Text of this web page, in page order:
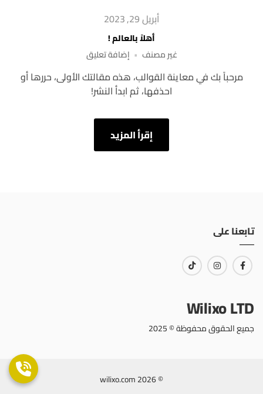
أبريل 29, 2023
أهلاً بالعالم !
غير مصنف
إضافة تعليق
مرحباً بك في معاينة القوالب، هذه مقالتك الأولى، حررها أو
احذفها، ثم ابدأ النشر!
إقرأ المزيد
تابعنا على
Wilixo LTD
جميع الحقوق محفوظة © 2025
© 2026 wilixo.com